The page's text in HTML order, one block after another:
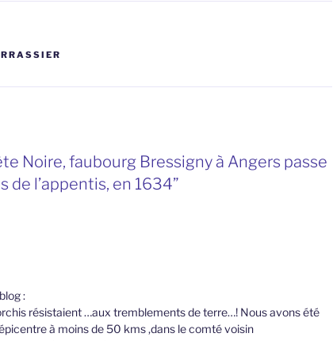
Noire, faubourg Bressigny à Angers passe
de l’appentis, en 1634”
:
résistaient …aux tremblements de terre…! Nous avons été
à moins de 50 kms ,dans le comté voisin